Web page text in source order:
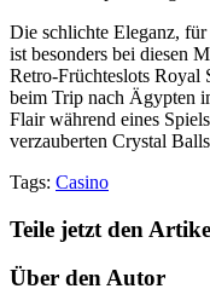
Die schlichte Eleganz,
ist besonders bei diesen
Retro-Früchteslots
beim Trip nach Ägypten
Flair während eines
verzauberten Crystal
Tags: Casino
Teile jetzt den
Über den Autor